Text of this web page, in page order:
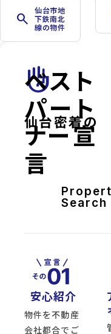
search
仙台市地
下鉄南北
線の物件
front_hand
仙台密着の
ベスト
パート
ナー宣
言
Search
安心紹介
物件を不動産
会社都合でご